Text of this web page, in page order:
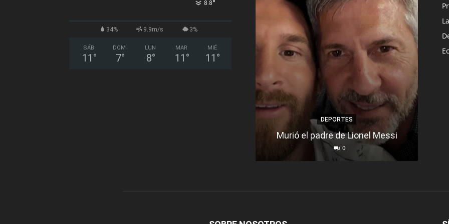
8.8°
34% 9.9m/s 3%
SÁB
11 °
DOM
7°
LUN
8°
MAR
11 °
MIÉ
11 °
DEPORTES
Murió el padre de Lionel Messi
0